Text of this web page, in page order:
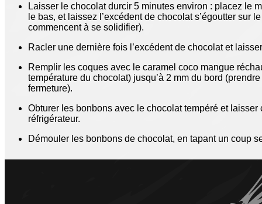
Laisser le chocolat durcir 5 minutes environ : placez le
le bas, et laissez l’excédent de chocolat s’égoutter sur
commencent à se solidifier).
Racler une dernière fois l’excédent de chocolat et
Remplir les coques avec le caramel coco mangue
température du chocolat) jusqu’à 2 mm du bord (prendre
fermeture).
Obturer les bonbons avec le chocolat tempéré et
réfrigérateur.
Démouler les bonbons de chocolat, en tapant un coup